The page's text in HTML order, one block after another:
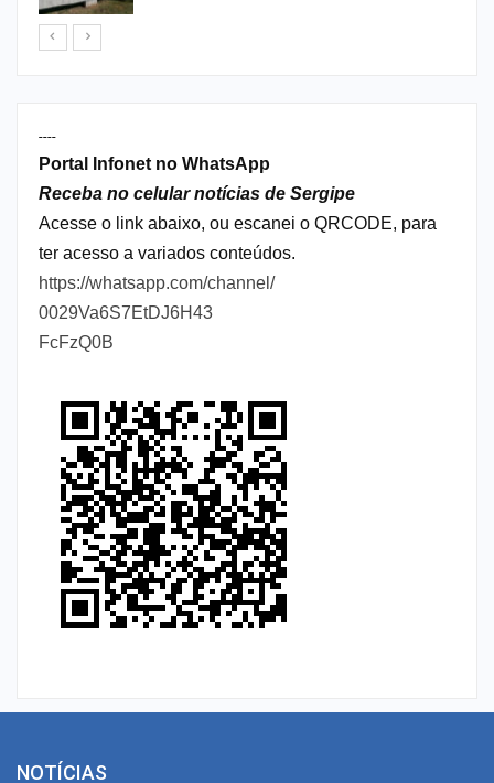
----
Portal Infonet no WhatsApp
Receba no celular notícias de Sergipe
Acesse o link abaixo, ou escanei o QRCODE, para
ter acesso a variados conteúdos.
https://whatsapp.com/channel/
0029Va6S7EtDJ6H43
FcFzQ0B
NOTÍCIAS